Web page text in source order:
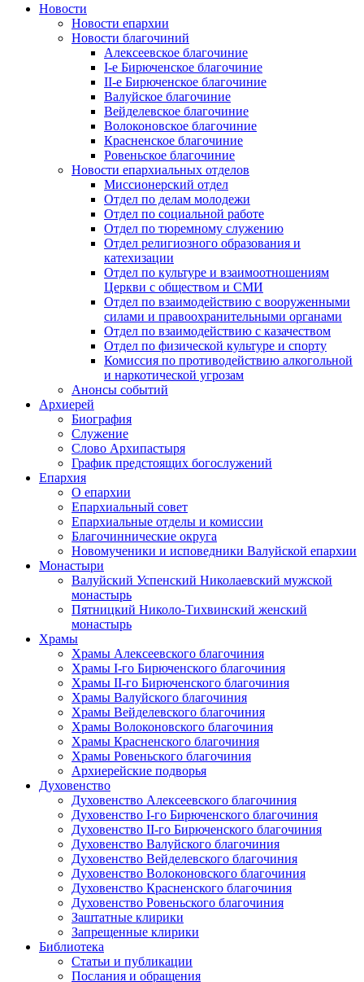
Новости
Новости епархии
Новости благочиний
Алексеевское благочиние
I-е Бирюченское благочиние
II-е Бирюченское благочиние
Валуйское благочиние
Вейделевское благочиние
Волоконовское благочиние
Красненское благочиние
Ровеньское благочиние
Новости епархиальных отделов
Миссионерский отдел
Отдел по делам молодежи
Отдел по социальной работе
Отдел по тюремному служению
Отдел религиозного образования и
катехизации
Отдел по культуре и взаимоотношениям
Церкви с обществом и СМИ
Отдел по взаимодействию с вооруженными
силами и правоохранительными органами
Отдел по взаимодействию с казачеством
Отдел по физической культуре и спорту
Комиссия по противодействию алкогольной
и наркотической угрозам
Анонсы событий
Архиерей
Биография
Служение
Слово Архипастыря
График предстоящих богослужений
Епархия
О епархии
Епархиальный совет
Епархиальные отделы и комиссии
Благочиннические округа
Новомученики и исповедники Валуйской епархии
Монастыри
Валуйский Успенский Николаевский мужской
монастырь
Пятницкий Николо-Тихвинский женский
монастырь
Храмы
Храмы Алексеевского благочиния
Храмы I-го Бирюченского благочиния
Храмы II-го Бирюченского благочиния
Храмы Валуйского благочиния
Храмы Вейделевского благочиния
Храмы Волоконовского благочиния
Храмы Красненского благочиния
Храмы Ровеньского благочиния
Архиерейские подворья
Духовенство
Духовенство Алексеевского благочиния
Духовенство I-го Бирюченского благочиния
Духовенство II-го Бирюченского благочиния
Духовенство Валуйского благочиния
Духовенство Вейделевского благочиния
Духовенство Волоконовского благочиния
Духовенство Красненского благочиния
Духовенство Ровеньского благочиния
Заштатные клирики
Запрещенные клирики
Библиотека
Статьи и публикации
Послания и обращения